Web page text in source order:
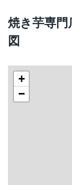
焼き芋専門
図
+
−